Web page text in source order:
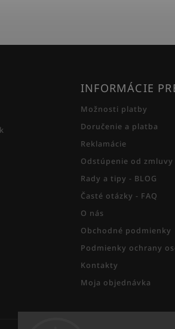
INFORMÁCIE
Možnosti platby
Doručenie a platba
Reklamácie
Odstúpenie od zmluvy
Rady a tipy - BLOG
Časté otázky - FAQ
O nás
Obchodné podmienky
Podmienky ochrany
Kontakty
Moja objednávka